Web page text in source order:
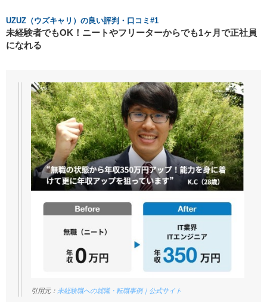
UZUZ（ウズキャリ）の良い評判・口コミ#1
未経験者でもOK！ニートやフリーターからでも1ヶ月で正社員
になれる
引用元： 未経験職への就職・転職事例｜公式サイト